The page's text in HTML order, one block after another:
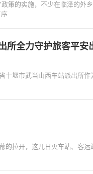
策的实施，不少在临泽的外
所全力守护旅客平安
堰市武当山西车站派出所作
拉开，这几日火车站、客